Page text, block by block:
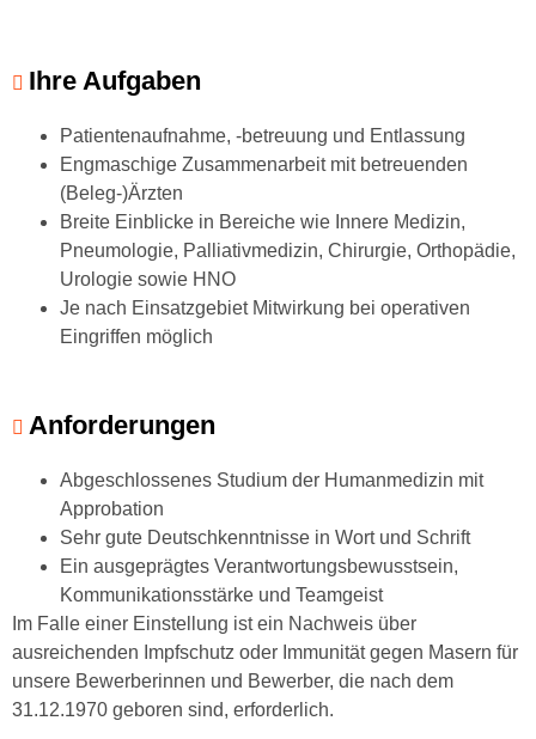
Ihre Aufgaben
Patientenaufnahme, -betreuung und Entlassung
Engmaschige Zusammenarbeit mit betreuenden
(Beleg-)Ärzten
Breite Einblicke in Bereiche wie Innere Medizin,
Pneumologie, Palliativmedizin, Chirurgie, Orthopädie,
Urologie sowie HNO
Je nach Einsatzgebiet Mitwirkung bei operativen
Eingriffen möglich
Anforderungen
Abgeschlossenes Studium der Humanmedizin mit
Approbation
Sehr gute Deutschkenntnisse in Wort und Schrift
Ein ausgeprägtes Verantwortungsbewusstsein,
Kommunikationsstärke und Teamgeist
Im Falle einer Einstellung ist ein Nachweis über
ausreichenden Impfschutz oder Immunität gegen Masern für
unsere Bewerberinnen und Bewerber, die nach dem
31.12.1970 geboren sind, erforderlich.